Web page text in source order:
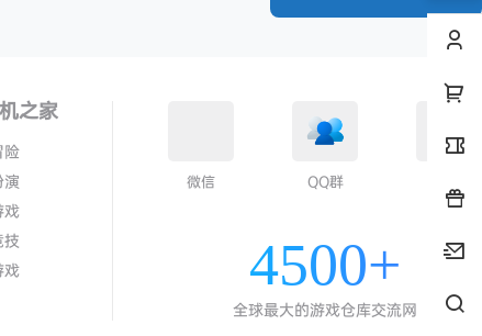
之家
险
演
戏
技
戏
微信 QQ群
4500+
全球最大的游戏仓库交流网